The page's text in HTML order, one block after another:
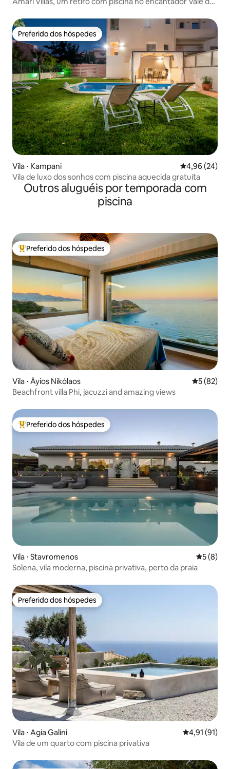
Preferido dos hóspedes
Preferido dos hóspedes
Vila ⋅ Kampani 4,96 de uma
4,96 (24)
Vila de luxo dos sonhos com piscina aquecida gratuita
Outros aluguéis por temporada com
piscina
Entre os melhores preferidos dos hóspedes
Preferido dos hóspedes
Vila ⋅ Áyios Nikólaos 5 de uma
5 (82)
Beachfront villa Phi, jacuzzi and amazing views
Entre os melhores preferidos dos hóspedes
Preferido dos hóspedes
Vila ⋅ Stavromenos 5 de
5 (8)
Solena, vila moderna, piscina privativa, perto da praia
Preferido dos hóspedes
Preferido dos hóspedes
Vila ⋅ Agia Galini 4,91 de uma
4,91 (91)
Vila de um quarto com piscina privativa